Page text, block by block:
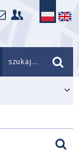
szukaj...